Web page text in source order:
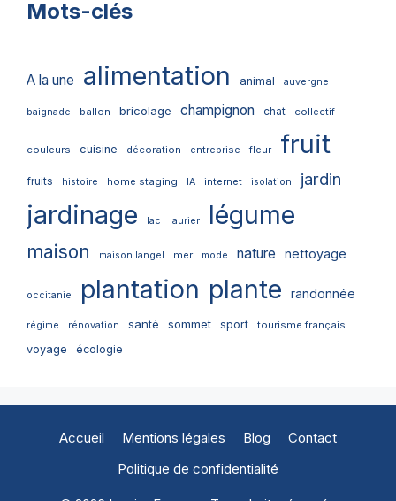
Mots-clés
A la une alimentation animal auvergne
baignade ballon bricolage champignon chat collectif
couleurs cuisine décoration entreprise fleur fruit
fruits histoire home staging IA internet isolation jardin
jardinage lac laurier légume
maison maison langel mer mode nature nettoyage
occitanie plantation plante randonnée
régime rénovation santé sommet sport tourisme français
voyage écologie
Accueil Mentions légales Blog
Contact
Politique de confidentialité